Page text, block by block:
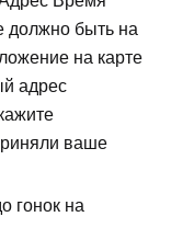
должно быть на
на карте
адрес
ваше
гонок на